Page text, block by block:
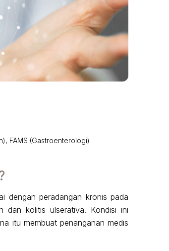
FAMS (Gastroenterologi)
dengan peradangan kronis pada
dan kolitis ulserativa. Kondisi ini
itu membuat penanganan medis